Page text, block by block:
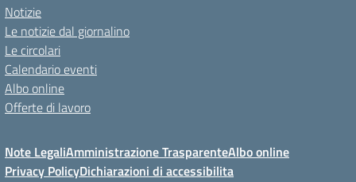
Notizie
Le notizie dal giornalino
Le circolari
Calendario eventi
Albo online
Offerte di lavoro
Note LegaliAmministrazione TrasparenteAlbo online
Privacy PolicyDichiarazioni di accessibilita